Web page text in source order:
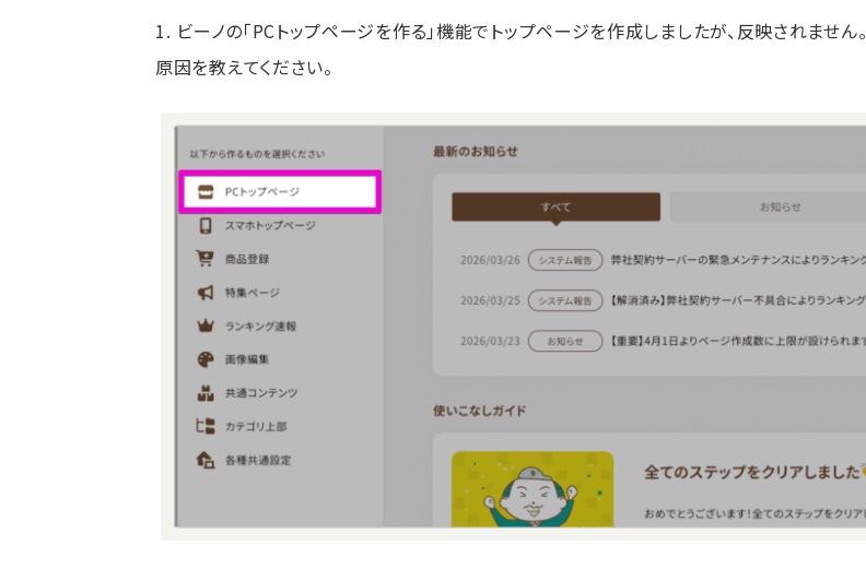
1. ビーノの「PCトップページを作る」機能でトップページを作成しましたが、反映されません。
原因を教えてください。